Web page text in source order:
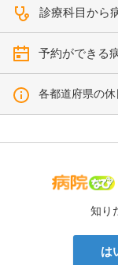
診療科目から
予約ができる
各都道府県の
知り
は